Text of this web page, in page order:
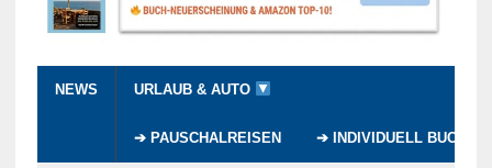
NEWS URLAUB & AUTO
➔ PAUSCHALREISEN ➔ INDIVIDUELL BUCHEN